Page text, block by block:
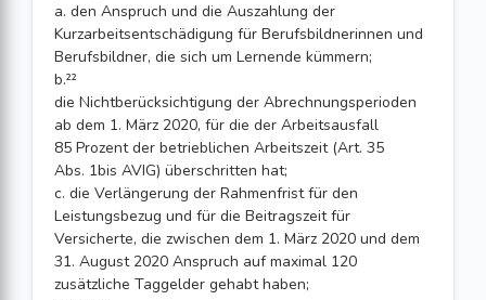
a. den Anspruch und die Auszahlung der
Kurzarbeitsentschädigung für Berufsbildnerinnen und
Berufsbildner, die sich um Lernende kümmern;
b.²²
die Nichtberücksichtigung der Abrechnungsperioden
ab dem 1. März 2020, für die der Arbeitsausfall
85 Prozent der betrieblichen Arbeitszeit (Art. 35
Abs. 1bis AVIG) überschritten hat;
c. die Verlängerung der Rahmenfrist für den
Leistungsbezug und für die Beitragszeit für
Versicherte, die zwischen dem 1. März 2020 und dem
31. August 2020 Anspruch auf maximal 120
zusätzliche Taggelder gehabt haben;